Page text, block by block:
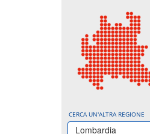
CERCA UN'ALTRA REGIONE
Lombardia